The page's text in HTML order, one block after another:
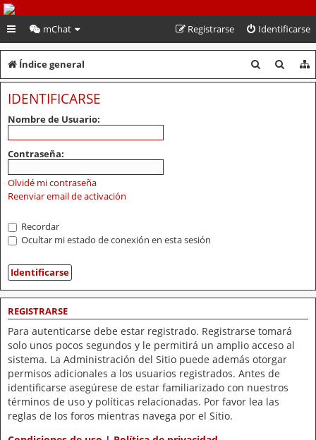
PeruVoley.com
mChat Identificarse
Registrarse
Índice general
u
u
IDENTIFICARSE
Nombre de Usuario:
Contraseña:
Olvidé mi contraseña
Reenviar email de activación
Recordar
Ocultar mi estado de conexión en esta sesión
REGISTRARSE
Para autenticarse debe estar registrado. Registrarse tomará
solo unos pocos segundos y le permitirá un amplio acceso al
sistema. La Administración del Sitio puede además otorgar
permisos adicionales a los usuarios registrados. Antes de
identificarse asegúrese de estar familiarizado con nuestros
términos de uso y políticas relacionadas. Por favor lea las
reglas de los foros mientras navega por el Sitio.